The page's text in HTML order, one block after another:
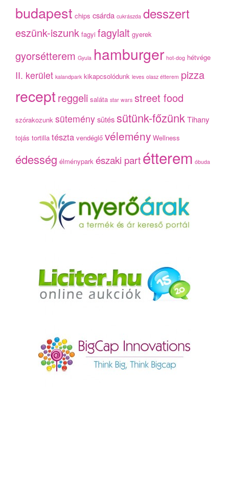
budapest chips csárda cukrászda desszert
eszünk-iszunk fagyi fagylalt gyerek
gyorsétterem Gyula hamburger hot-dog hétvége
II. kerület kalandpark kikapcsolódunk leves olasz étterem pizza
receptreggeli saláta star wars street food
szórakozunk süteménysütéssütünk-főzünkTihany
tojás tortilla tészta vendéglő vélemény Wellness
édesség élménypark északi partétterem óbuda